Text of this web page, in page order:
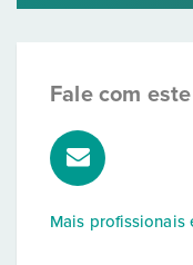
Fale com
Mais profissionais